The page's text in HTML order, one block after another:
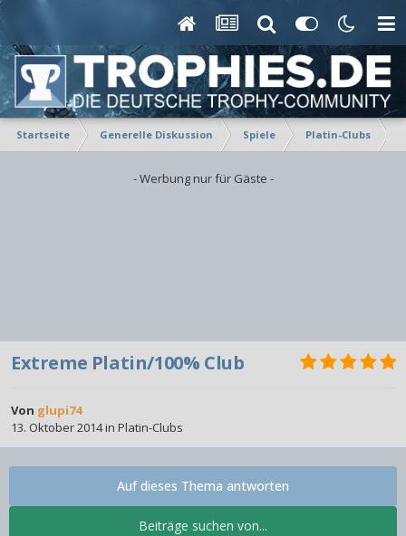
Startseite Generelle Diskussion Spiele Platin-Clubs
- Werbung nur für Gäste -
Extreme Platin/100% Club
Von glupi74
13. Oktober 2014in Platin-Clubs
Beiträge suchen von...
Auf dieses Thema antworten